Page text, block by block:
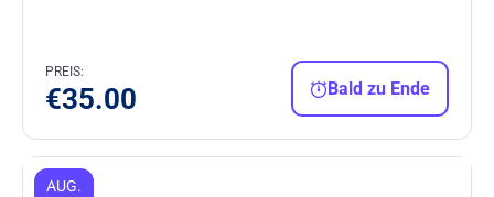
PREIS:
€35.00 Bald zu Ende
AUG.